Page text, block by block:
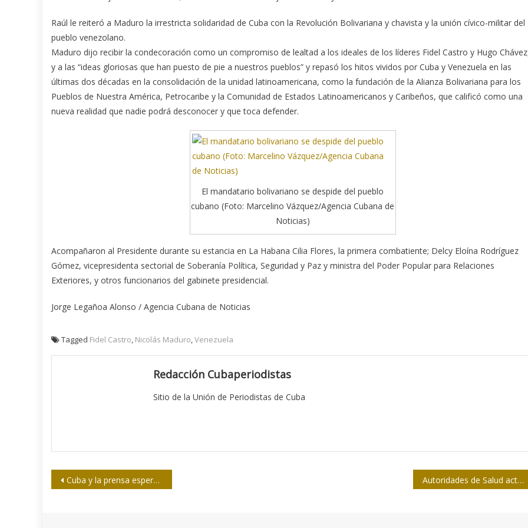
Raúl le reiteró a Maduro la irrestricta solidaridad de Cuba con la Revolución Bolivariana y chavista y la unión cívico-militar del
pueblo venezolano.
Maduro dijo recibir la condecoración como un compromiso de lealtad a los ideales de los líderes Fidel Castro y Hugo
y a las “ideas gloriosas que han puesto de pie a nuestros pueblos” y repasó los hitos vividos por Cuba y Venezuela en las
últimas dos décadas en la consolidación de la unidad latinoamericana, como la fundación de la Alianza Bolivariana para los
Pueblos de Nuestra América, Petrocaribe y la Comunidad de Estados Latinoamericanos y Caribeños, que calificó como una
nueva realidad que nadie podrá desconocer y que toca defender.
El mandatario bolivariano se despide del pueblo
cubano (Foto: Marcelino Vázquez/Agencia Cubana de
Noticias)
Acompañaron al Presidente durante su estancia en La Habana Cilia Flores, la primera combatiente; Delcy Eloína Rodríguez
Gómez, vicepresidenta sectorial de Soberanía Política, Seguridad y Paz y ministra del Poder Popular para Relaciones
Exteriores, y otros funcionarios del gabinete presidencial.
Jorge Legañoa Alonso / Agencia Cubana de Noticias
Tagged Fidel Castro, Nicolás Maduro,Venezuela
Redacción Cubaperiodistas
Sitio de la Unión de Periodistas de Cuba
Navegación
Cuba y la prensa esperan a Barack Obama Autoridades de Salud actualizan sobre enfrentamiento al mosquito y la evolución positiva de casos de Zika